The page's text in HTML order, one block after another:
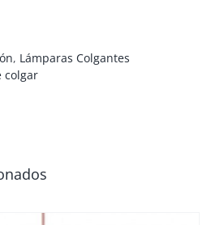
, Lámparas Colgantes
colgar